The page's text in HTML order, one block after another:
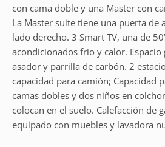
con cama doble y una Master con
La Master suite tiene una puerta de
lado derecho. 3 Smart TV, una de
acondicionados frio y calor.
asador y parrilla de carbón. 2
capacidad para camión; Capacidad
camas dobles y dos niños en
colocan en el suelo. Calefacción de
equipado con muebles y lavadora